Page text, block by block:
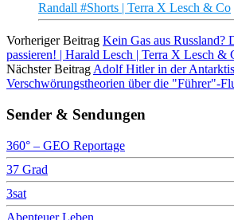
Randall #Shorts | Terra X Lesch & Co
Vorheriger Beitrag Kein Gas aus Russland?
passieren! | Harald Lesch | Terra X Lesch &
Nächster Beitrag Adolf Hitler in der
Verschwörungstheorien über die "Führer"-
Sender & Sendungen
360° – GEO Reportage
37 Grad
3sat
Abenteuer Leben